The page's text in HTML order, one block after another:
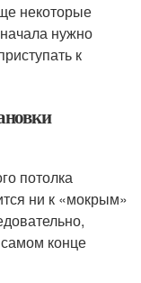
некоторые
нужно
к
потолка
ни к «мокрым»
конце